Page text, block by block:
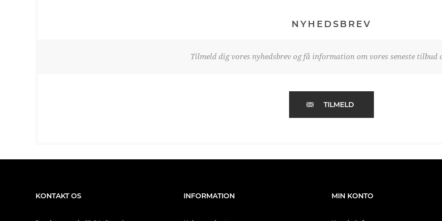
NYHEDSBREV
Tilmeld dig vores nyhedsbrev og få information om vores seneste tilbud
TILMELD
KONTAKT OS INFORMATION MIN KONTO